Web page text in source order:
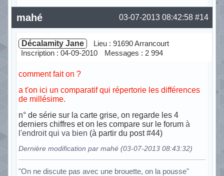
Hors ligne #14
03-07-2013 08:42:58
mahé
Décalamity Jane
Lieu : 91690 Arrancourt
Inscription : 04-09-2010
Messages : 2 994
comment fait on ?
a t'on ici un comparatif qui répertorie les différences
de millésime.
n° de série sur la carte grise, on regarde les 4
derniers chiffres et on les compare sur le forum à
l'endroit qui va bien (à partir du post #44)
Dernière modification par mahé (03-07-2013 08:43:32)
"On ne discute pas avec une brouette, on la pousse"